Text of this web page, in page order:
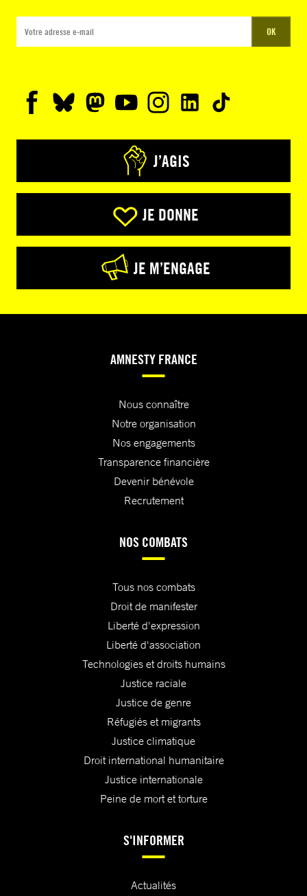
OK
J’AGIS
JE DONNE
JE M’ENGAGE
AMNESTY FRANCE
Nous connaître
Notre organisation
Nos engagements
Transparence financière
Devenir bénévole
Recrutement
NOS COMBATS
Tous nos combats
Droit de manifester
Liberté d'expression
Liberté d'association
Technologies et droits humains
Justice raciale
Justice de genre
Réfugiés et migrants
Justice climatique
Droit international humanitaire
Justice internationale
Peine de mort et torture
S'INFORMER
Actualités